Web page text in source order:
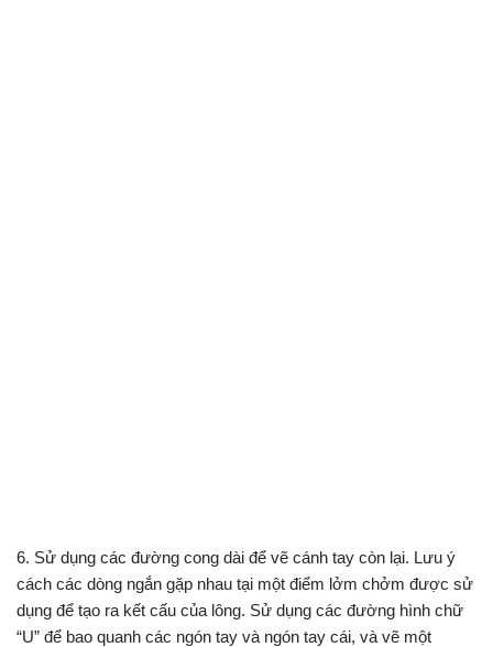
6. Sử dụng các đường cong dài để vẽ cánh tay còn lại. Lưu ý
cách các dòng ngắn gặp nhau tại một điểm lởm chởm được sử
dụng để tạo ra kết cấu của lông. Sử dụng các đường hình chữ
“U” để bao quanh các ngón tay và ngón tay cái, và vẽ một